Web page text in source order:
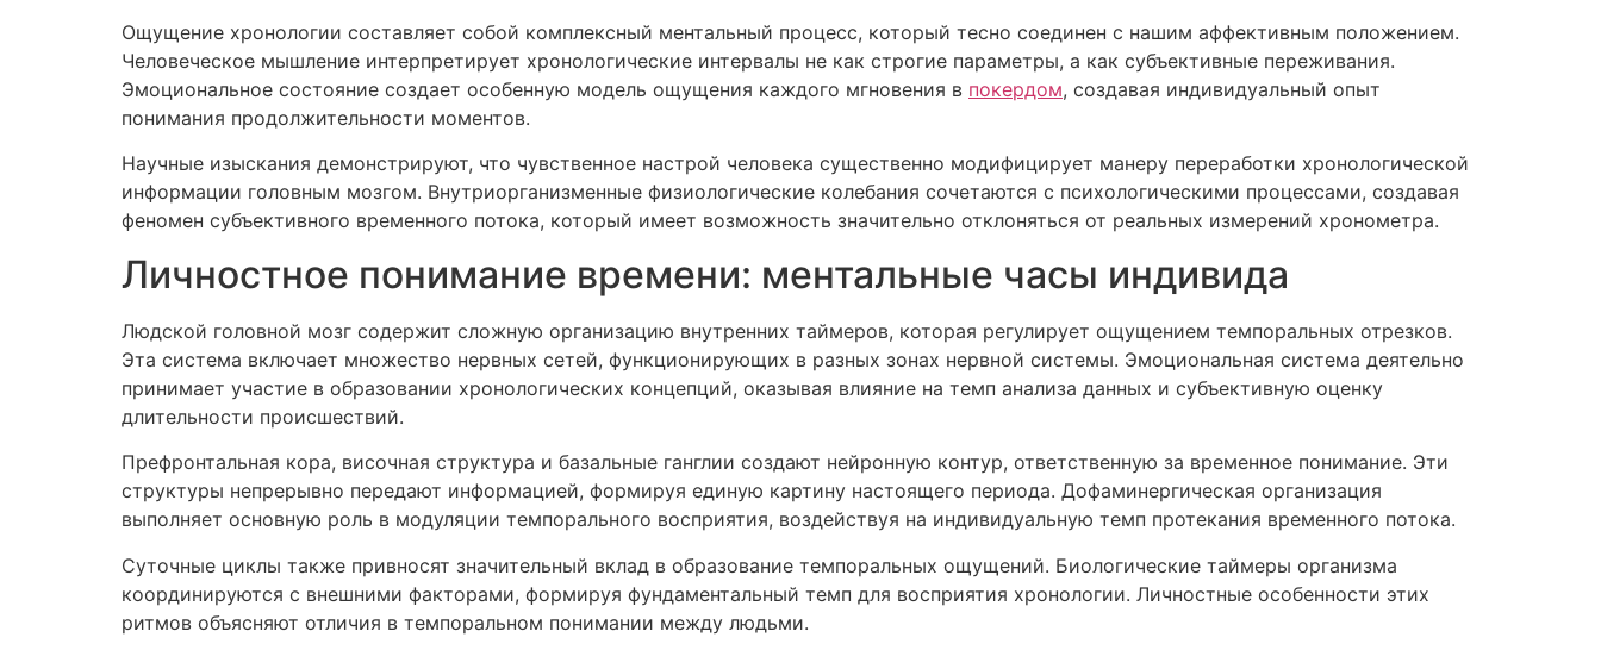
Ощущение хронологии составляет собой комплексный ментальный процесс, который тесно соединен с нашим аффективным положением.
Человеческое мышление интерпретирует хронологические интервалы не как строгие параметры, а как субъективные переживания.
Эмоциональное состояние создает особенную модель ощущения каждого мгновения в покердом, создавая индивидуальный опыт
понимания продолжительности моментов.
Научные изыскания демонстрируют, что чувственное настрой человека существенно модифицирует манеру переработки хронологической
информации головным мозгом. Внутриорганизменные физиологические колебания сочетаются с психологическими процессами, создавая
феномен субъективного временного потока, который имеет возможность значительно отклоняться от реальных измерений хронометра.
Личностное понимание времени: ментальные часы индивида
Людской головной мозг содержит сложную организацию внутренних таймеров, которая регулирует ощущением темпоральных отрезков.
Эта система включает множество нервных сетей, функционирующих в разных зонах нервной системы. Эмоциональная система деятельно
принимает участие в образовании хронологических концепций, оказывая влияние на темп анализа данных и субъективную оценку
длительности происшествий.
Префронтальная кора, височная структура и базальные ганглии создают нейронную контур, ответственную за временное понимание. Эти
структуры непрерывно передают информацией, формируя единую картину настоящего периода. Дофаминергическая организация
выполняет основную роль в модуляции темпорального восприятия, воздействуя на индивидуальную темп протекания временного потока.
Суточные циклы также привносят значительный вклад в образование темпоральных ощущений. Биологические таймеры организма
координируются с внешними факторами, формируя фундаментальный темп для восприятия хронологии. Личностные особенности этих
ритмов объясняют отличия в темпоральном понимании между людьми.